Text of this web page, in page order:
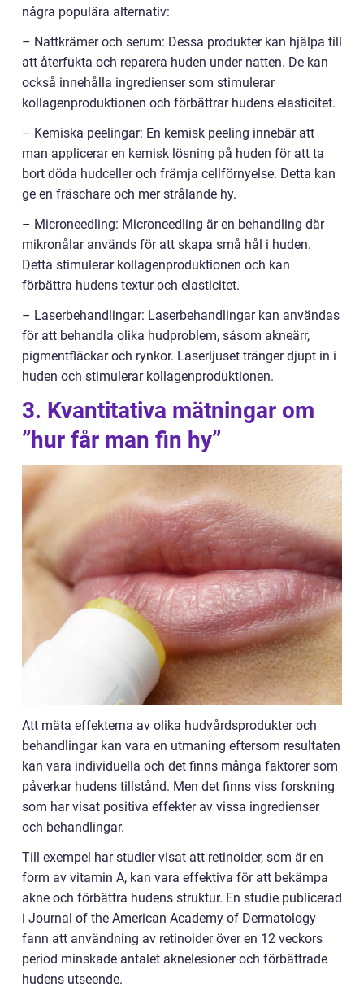
några populära alternativ:
– Nattkrämer och serum: Dessa produkter kan hjälpa till
att återfukta och reparera huden under natten. De kan
också innehålla ingredienser som stimulerar
kollagenproduktionen och förbättrar hudens elasticitet.
– Kemiska peelingar: En kemisk peeling innebär att
man applicerar en kemisk lösning på huden för att ta
bort döda hudceller och främja cellförnyelse. Detta kan
ge en fräschare och mer strålande hy.
– Microneedling: Microneedling är en behandling där
mikronålar används för att skapa små hål i huden.
Detta stimulerar kollagenproduktionen och kan
förbättra hudens textur och elasticitet.
– Laserbehandlingar: Laserbehandlingar kan användas
för att behandla olika hudproblem, såsom akneärr,
pigmentfläckar och rynkor. Laserljuset tränger djupt in i
huden och stimulerar kollagenproduktionen.
3. Kvantitativa mätningar om
”hur får man fin hy”
Att mäta effekterna av olika hudvårdsprodukter och
behandlingar kan vara en utmaning eftersom resultaten
kan vara individuella och det finns många faktorer som
påverkar hudens tillstånd. Men det finns viss forskning
som har visat positiva effekter av vissa ingredienser
och behandlingar.
Till exempel har studier visat att retinoider, som är en
form av vitamin A, kan vara effektiva för att bekämpa
akne och förbättra hudens struktur. En studie publicerad
i Journal of the American Academy of Dermatology
fann att användning av retinoider över en 12 veckors
period minskade antalet aknelesioner och förbättrade
hudens utseende.